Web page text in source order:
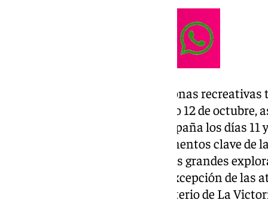
Family Weekend contará con zonas
pasacalle por el centro el sábado 12 de octubre,
videomapping en la Plaza de España los días 11
transportarán al público a momentos clave de
antiguas civilizaciones hasta las grandes
actividades serán gratuitas, a excepción de las
el pasaje del terror en el Monasterio de La